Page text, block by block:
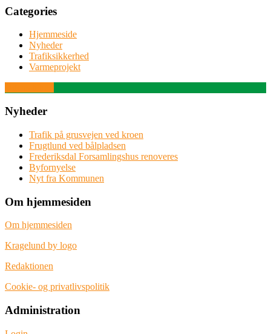
Categories
Hjemmeside
Nyheder
Trafiksikkerhed
Varmeprojekt
Nyheder
Trafik på grusvejen ved kroen
Frugtlund ved bålpladsen
Frederiksdal Forsamlingshus renoveres
Byfornyelse
Nyt fra Kommunen
Om hjemmesiden
Om hjemmesiden
Kragelund by logo
Redaktionen
Cookie- og privatlivspolitik
Administration